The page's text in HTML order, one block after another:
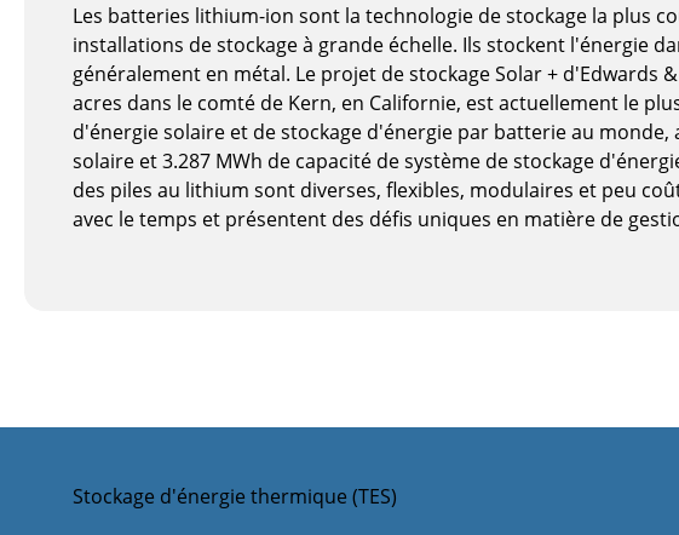
Les batteries lithium-ion sont la technologie de stockage la plus
installations de stockage à grande échelle. Ils stockent l'énergie
généralement en métal. Le projet de stockage Solar + d'Edwards
acres dans le comté de Kern, en Californie, est actuellement le
d'énergie solaire et de stockage d'énergie par batterie au monde,
solaire et 3.287 MWh de capacité de système de stockage
des piles au lithium sont diverses, flexibles, modulaires et peu
avec le temps et présentent des défis uniques en matière de
Stockage d'énergie thermique (TES)